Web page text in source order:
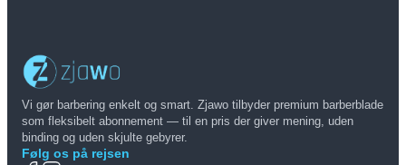
Vi gør barbering enkelt og smart. Zjawo tilbyder premium barberblade
som fleksibelt abonnement — til en pris der giver mening, uden
binding og uden skjulte gebyrer.
Følg os på rejsen